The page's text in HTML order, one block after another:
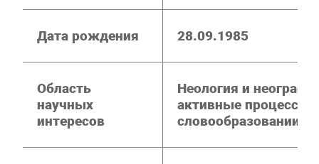
Дата рождения 28.09.1985
Область
научных
интересов
Неология и
активные процессы
словообразовании